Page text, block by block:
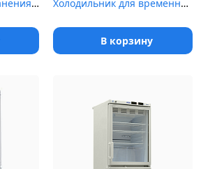
Холодильник для хранения крови Pozis ХК-400-1 Холодильник для временного хранения медицинских отходов Саратов-5...
В корзину